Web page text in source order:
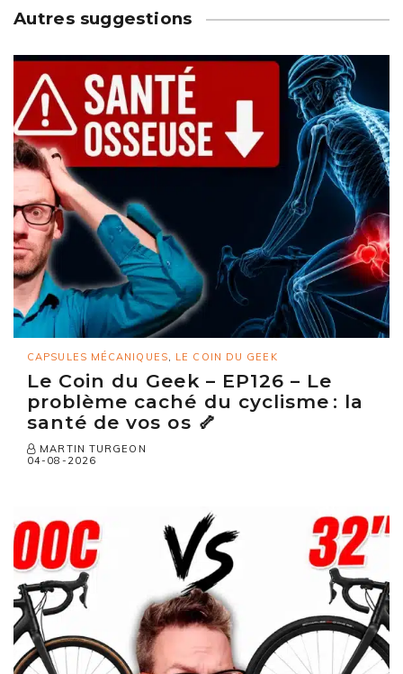
Autres suggestions
CAPSULES MÉCANIQUES, LE COIN DU GEEK
Le Coin du Geek – EP126 – Le
problème caché du cyclisme : la
santé de vos os 🦴
MARTIN TURGEON
04-08-2026